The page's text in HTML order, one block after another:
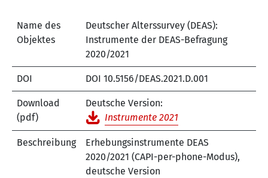
Name des
Objektes
Deutscher Alterssurvey (DEAS):
Instrumente der DEAS-Befragung
2020/2021
DOI DOI 10.5156/DEAS.2021.D.001
Download
(pdf)
Deutsche Version:
Instrumente 2021
Beschreibung
Erhebungsinstrumente DEAS
2020/2021 (CAPI-per-phone-Modus),
deutsche Version